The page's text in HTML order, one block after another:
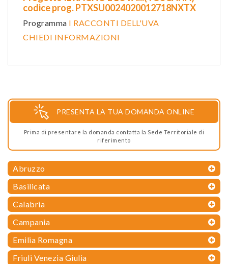
codice prog. PTXSU0024020012718NXTX
Programma I RACCONTI DELL'UVA
CHIEDI INFORMAZIONI
PRESENTA LA TUA DOMANDA ONLINE
Prima di presentare la domanda contatta la Sede Territoriale di
riferimento
Abruzzo
Basilicata
Calabria
Campania
Emilia Romagna
Friuli Venezia Giulia